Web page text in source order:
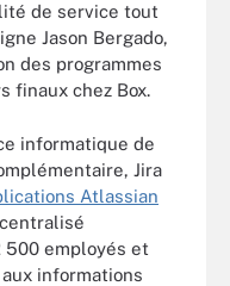
de service tout
Jason Bergado,
des programmes
finaux chez Box.
informatique de
Jira
Atlassian
500 employés et
informations